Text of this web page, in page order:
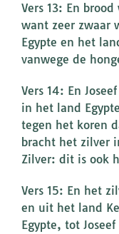
Vers 13: En
want zeer zwaar
Egypte en het
vanwege de
Vers 14: En
in het land
tegen het koren
bracht het zilver
Zilver: dit is ook
Vers 15: En het
en uit het land
Egypte, tot